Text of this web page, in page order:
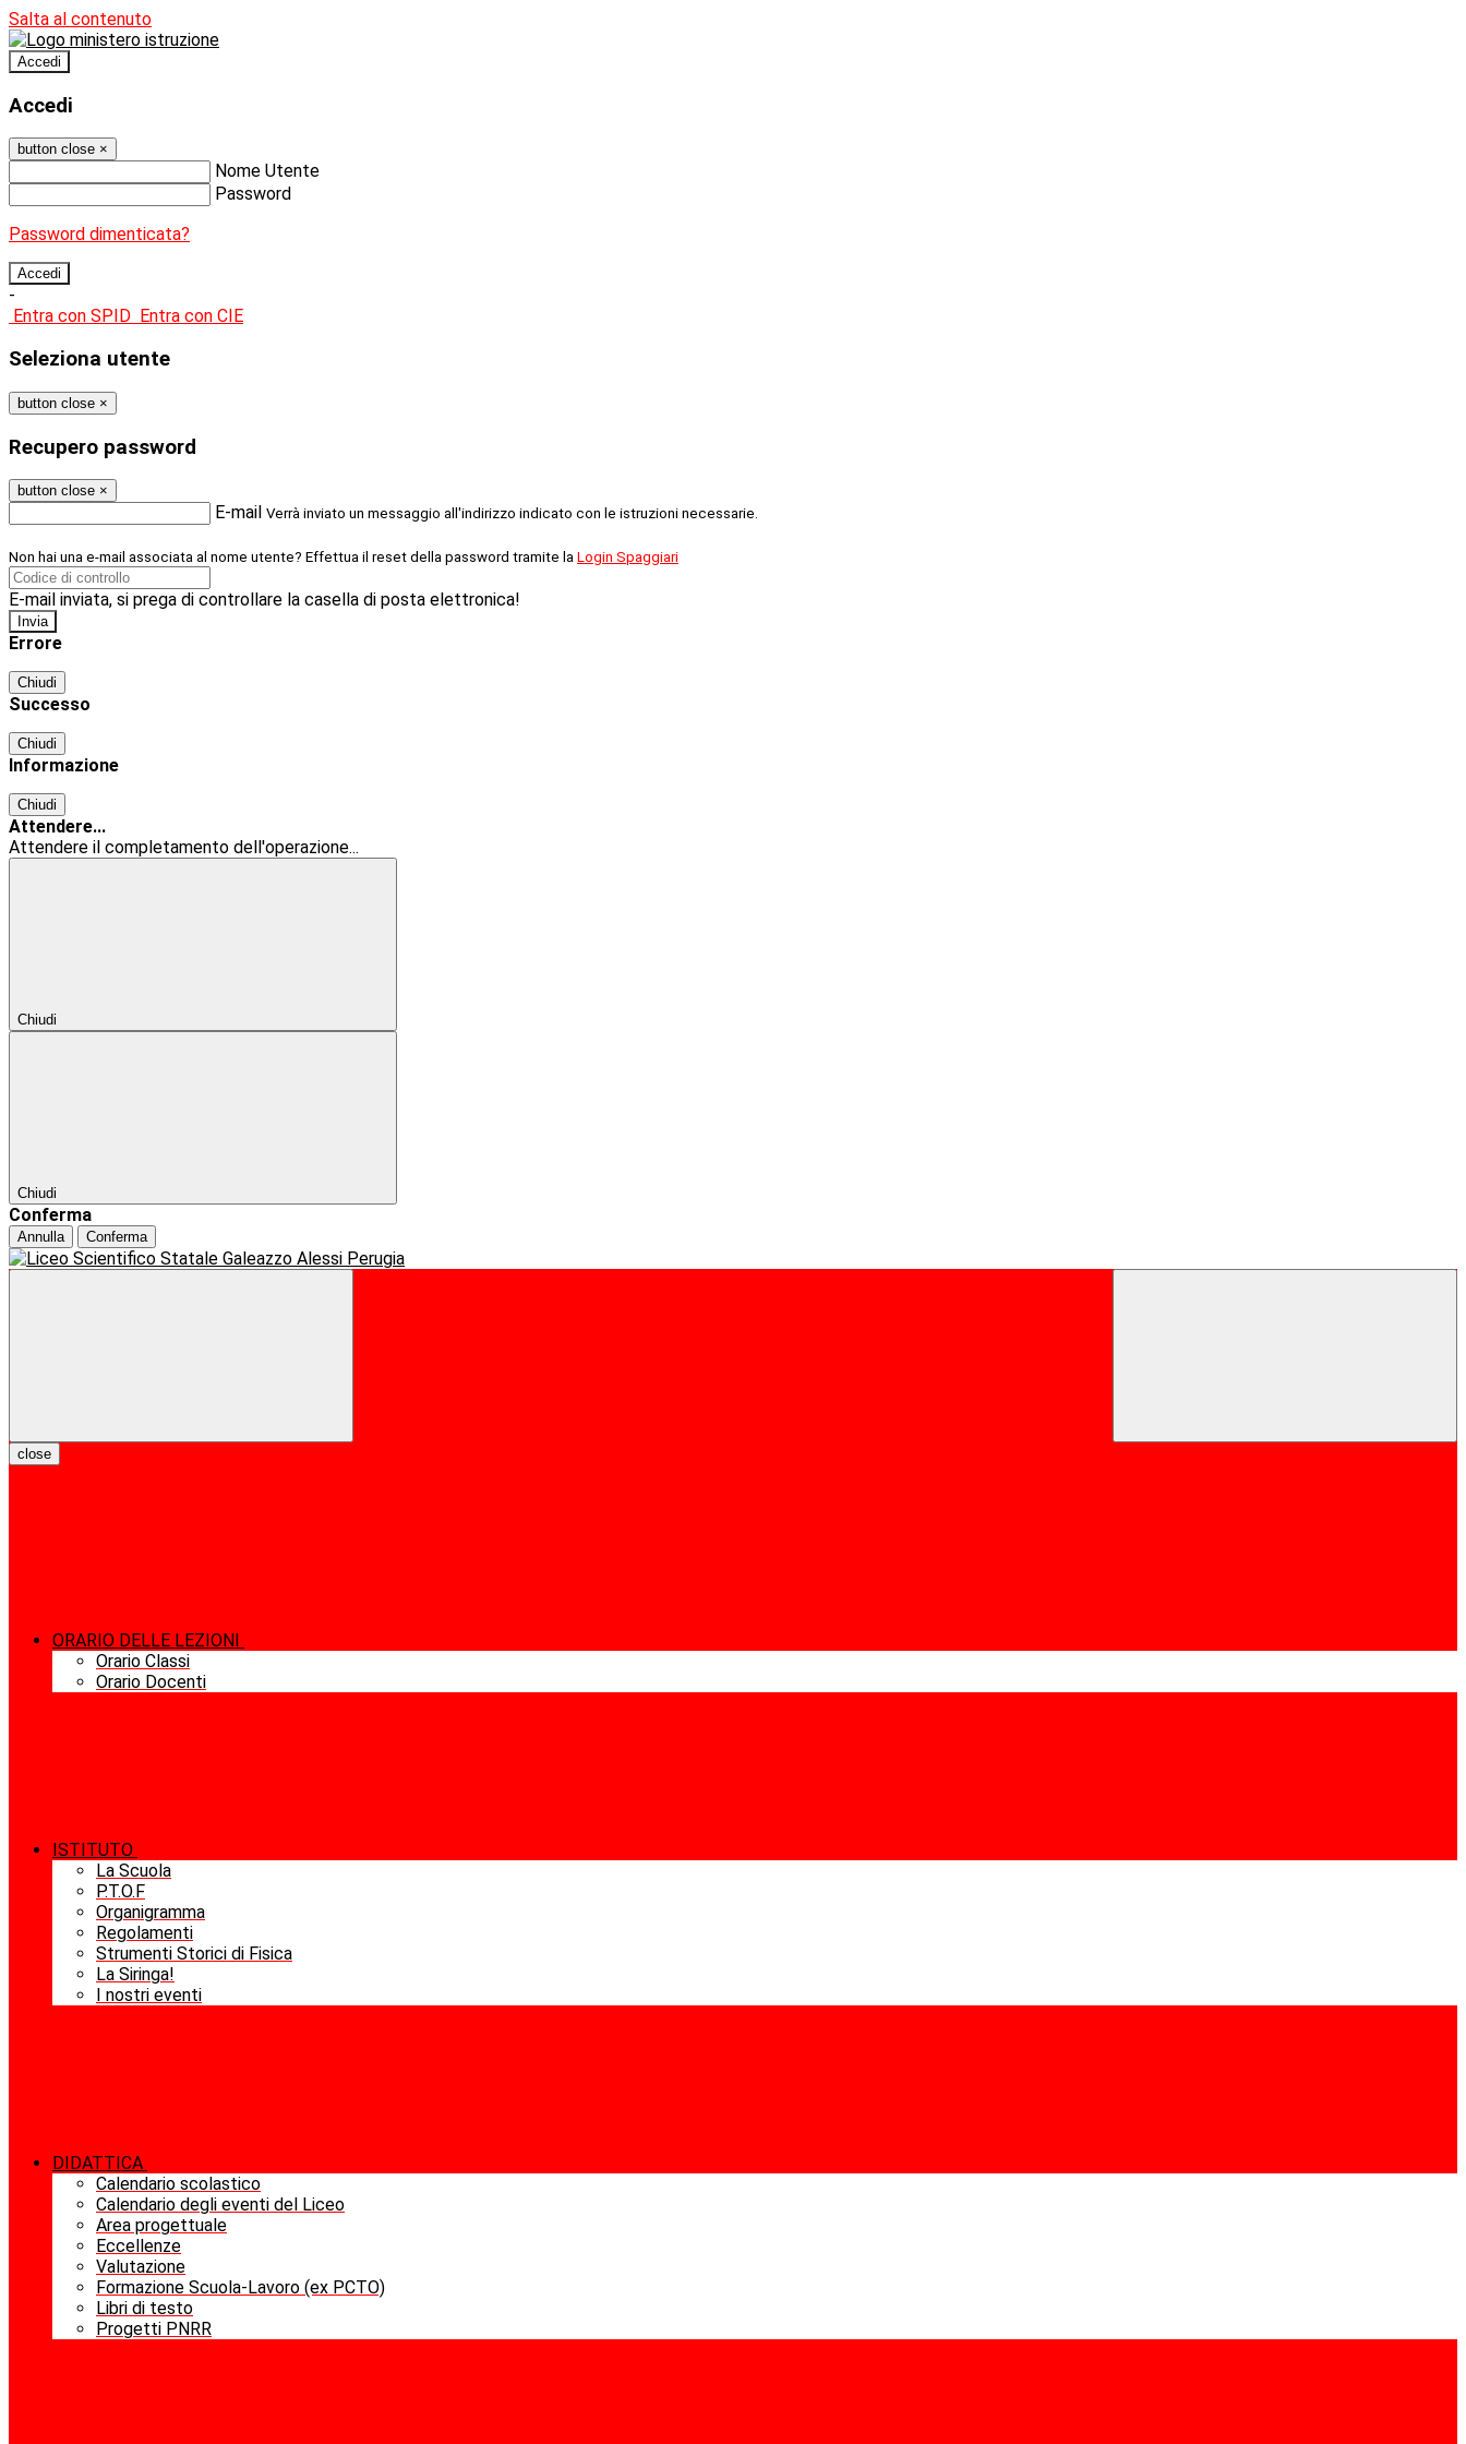
Salta al contenuto
Accedi
Accedi
button close ×
Nome Utente
Password
Password dimenticata?
-
Entra con SPID Entra con CIE
Seleziona utente
button close ×
Recupero password
button close ×
E-mail Verrà inviato un messaggio all'indirizzo indicato con le istruzioni necessarie.
Non hai una e-mail associata al nome utente? Effettua il reset della password tramite la Login Spaggiari
E-mail inviata, si prega di controllare la casella di posta elettronica!
Errore
Chiudi
Successo
Chiudi
Informazione
Chiudi
Attendere...
Attendere il completamento dell'operazione...
Chiudi
Chiudi
Conferma
Annulla Conferma
close
ORARIO DELLE LEZIONI
Orario Classi
Orario Docenti
ISTITUTO
La Scuola
P.T.O.F
Organigramma
Regolamenti
Strumenti Storici di Fisica
La Siringa!
I nostri eventi
DIDATTICA
Calendario scolastico
Calendario degli eventi del Liceo
Area progettuale
Eccellenze
Valutazione
Formazione Scuola-Lavoro (ex PCTO)
Libri di testo
Progetti PNRR